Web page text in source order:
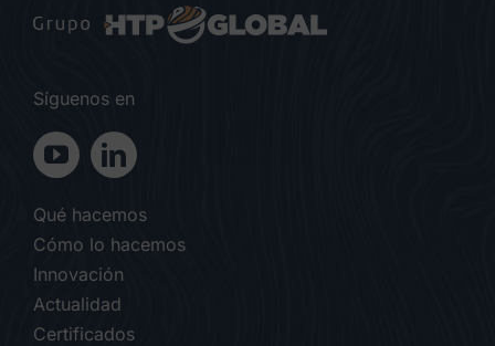
Síguenos en
Qué hacemos
Cómo lo hacemos
Innovación
Actualidad
Certificados